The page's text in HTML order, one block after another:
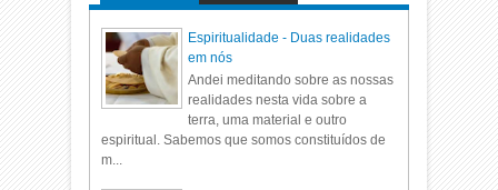
Espiritualidade - Duas realidades
em nós
Andei meditando sobre as nossas
realidades nesta vida sobre a
terra, uma material e outro
espiritual. Sabemos que somos constituídos de
m...